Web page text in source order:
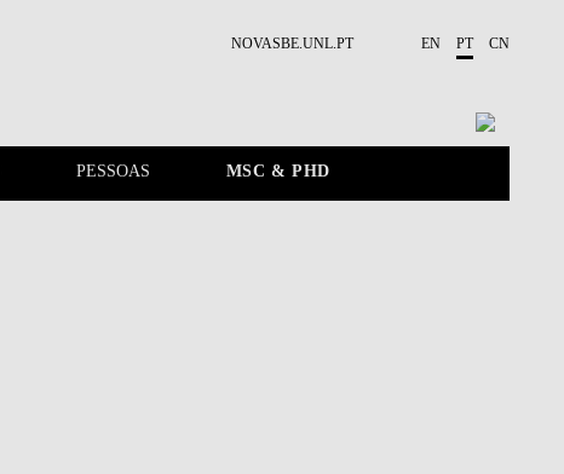
NOVASBE.UNL.PT EN PT CN
PESSOAS MSC & PHD